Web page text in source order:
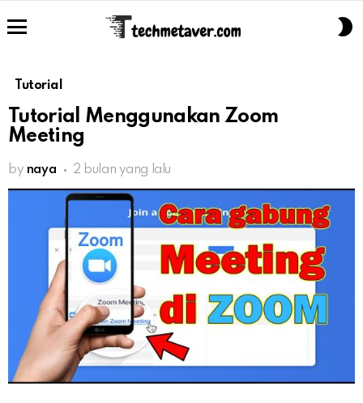
Tutorial
Tutorial Menggunakan Zoom
Meeting
by naya 2 bulan yang lalu